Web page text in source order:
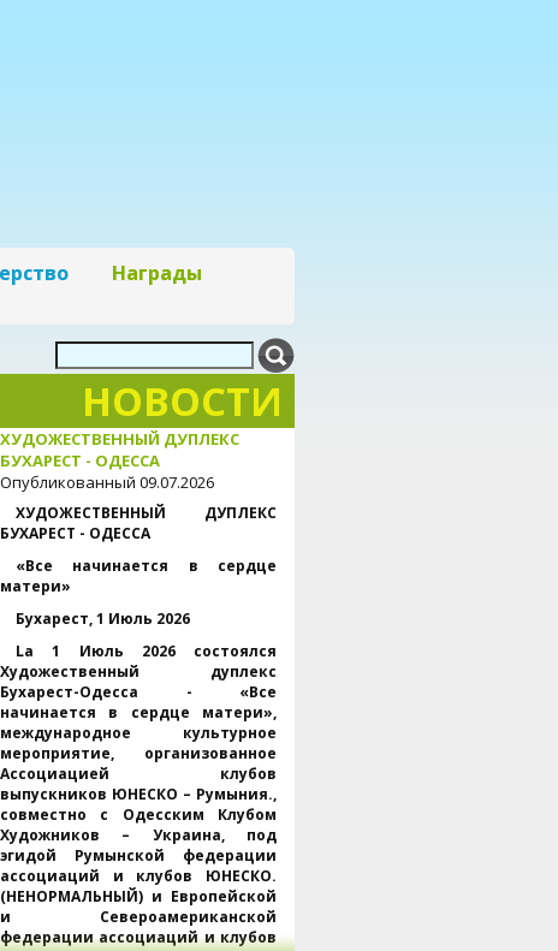
Награды
НОВОСТИ
ХУДОЖЕСТВЕННЫЙ ДУПЛЕКС
БУХАРЕСТ - ОДЕССА
Опубликованный 09.07.2026
ХУДОЖЕСТВЕННЫЙ ДУПЛЕКС
БУХАРЕСТ - ОДЕССА
«Все начинается в сердце
матери»
Бухарест, 1 Июль 2026
La 1 Июль 2026 состоялся
Художественный дуплекс
Бухарест-Одесса - «Все
начинается в сердце матери»,
международное культурное
мероприятие, организованное
Ассоциацией клубов
выпускников ЮНЕСКО – Румыния.,
совместно с Одесским Клубом
Художников – Украина, под
эгидой Румынской федерации
ассоциаций и клубов ЮНЕСКО.
(НЕНОРМАЛЬНЫЙ) и Европейской
и Североамериканской
федерации ассоциаций и клубов